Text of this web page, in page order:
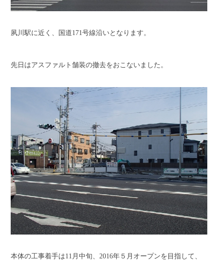
夙川駅に近く、国道171号線沿いとなります。
先日はアスファルト舗装の撤去をおこないました。
本体の工事着手は11月中旬、2016年５月オープンを目指して、